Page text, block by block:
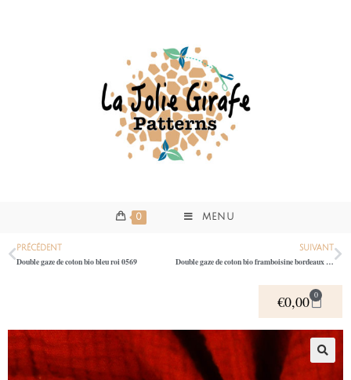
0 MENU
PRÉCÉDENT
Double gaze de coton bio bleu roi 0569
SUIVANT
Double gaze de coton bio framboisine bordeaux 0569
€0,00 0